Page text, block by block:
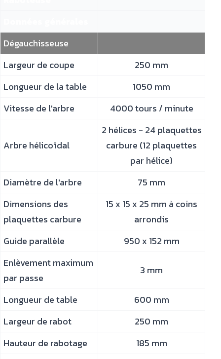
Dégauchisseuse
Largeur de coupe
250 mm
Longueur de la table
1050 mm
Vitesse de l'arbre
4000 tours / minute
Arbre hélicoïdal
2 hélices - 24 plaquettes
carbure (12 plaquettes
par hélice)
Diamètre de l'arbre
75 mm
Dimensions des
plaquettes carbure
15 x 15 x 25 mm à coins
arrondis
Guide parallèle
950 x 152 mm
Enlèvement maximum
par passe
3 mm
Longueur de table
600 mm
Largeur de rabot
250 mm
Hauteur de rabotage
185 mm